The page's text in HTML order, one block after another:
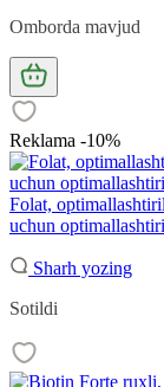
Omborda mavjud
Reklama -10%
Folat,
uchun
Sharh yozing
Sotildi